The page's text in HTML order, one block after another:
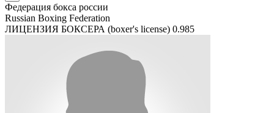
Федерация бокса россии
Russian Boxing Federation
ЛИЦЕНЗИЯ БОКСЕРА (boxer's license) 0.985